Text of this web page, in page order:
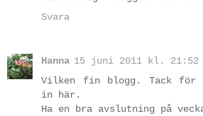
Svara
Hanna 15 juni 2011 kl. 21:52
Vilken fin blogg. Tack
in här.
Ha en bra avslutning på